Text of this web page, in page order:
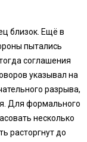
близок. Ещё в
пытались
соглашения
указывал на
разрыва,
Для формального
несколько
расторгнут до